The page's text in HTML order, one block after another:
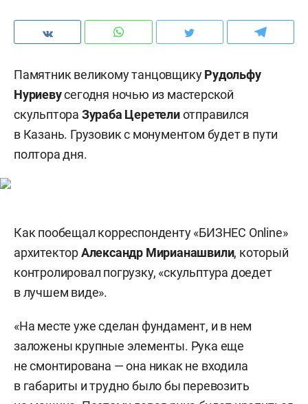
Памятник великому танцовщикуРудольфу
Нуриевусегодня ночью из мастерской
скульптора Зураба Церетелиотправился
в Казань. Грузовик с монументом будет в пути
полтора дня.
Как пообещал корреспонденту «БИЗНЕС Online»
архитекторАлександр Мирианашвили, который
контролировал погрузку, «скульптура доедет
в лучшем виде».
«На месте уже сделан фундамент, и в нем
заложены крупные элементы. Рука еще
не смонтирована — она никак не входила
в габариты и трудно было бы перевозить